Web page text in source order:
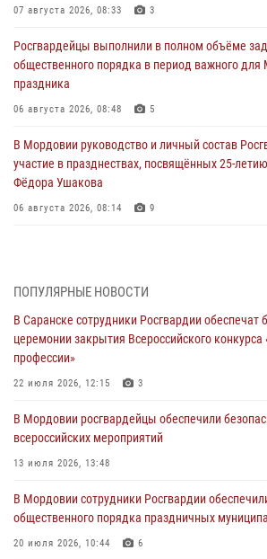
07 августа 2026, 08:33 3
Росгвардейцы выполнили в полном объёме
общественного порядка в период важного
праздника
06 августа 2026, 08:48 5
В Мордовии руководство и личный состав
участие в празднествах, посвящённых 25-
Фёдора Ушакова
06 августа 2026, 08:14 9
06 августа 2026, 07:03
В Саранске по обращению жителей
незамедлительно
05 августа 2026, 15:04
подозреваемого в причинении телесных
05 августа 2026, 12:34
проведения масштабного праздника в
05 августа 2026, 09:04 4
ПОПУЛЯРНЫЕ НОВОСТИ
В Саранске сотрудники Росгвардии обеспечат
церемонии закрытия Всероссийского
профессии»
22 июля 2026, 12:15 3
В Мордовии росгвардейцы обеспечили
всероссийских мероприятий
13 июля 2026, 13:48
В Мордовии сотрудники Росгвардии
общественного порядка праздничных
20 июля 2026, 10:44 6